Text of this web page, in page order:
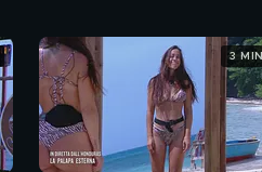
3 MIN